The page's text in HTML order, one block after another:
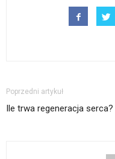
Poprzedni artykuł
Ile trwa regeneracja serca?